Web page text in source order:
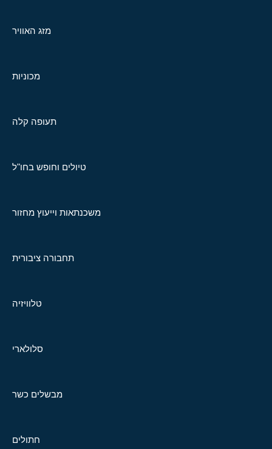
מזג האוויר
מכוניות
תעופה קלה
טיולים וחופש בחו"ל
משכנתאות וייעוץ מחזור
תחבורה ציבורית
טלוויזיה
סלולארי
מבשלים כשר
חתולים